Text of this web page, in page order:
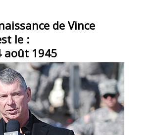
de Vince
le :
août 1945